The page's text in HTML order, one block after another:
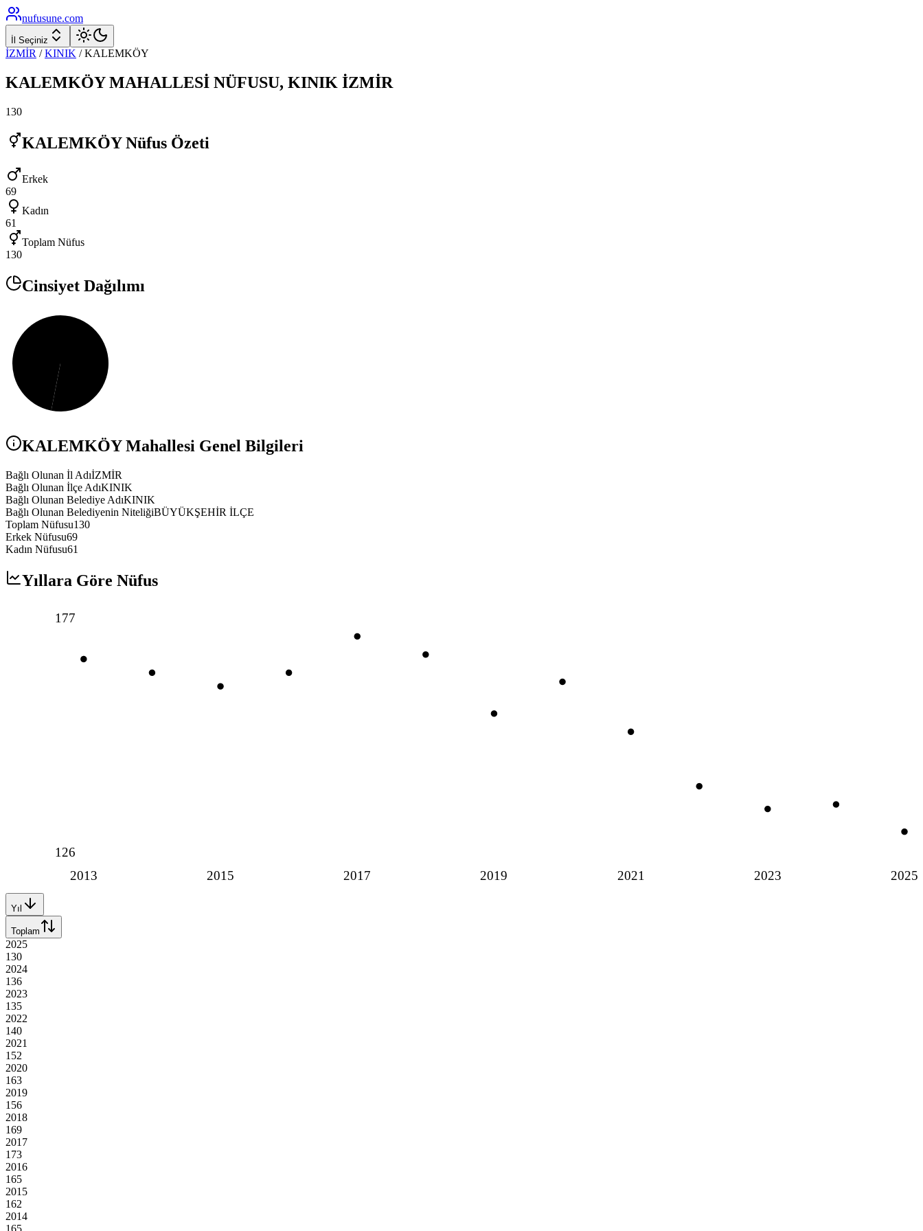
nufusune.com
İl Seçiniz
İZMİR / KINIK /KALEMKÖY
KALEMKÖYMAHALLESİ NÜFUSU, KINIK İZMİR
130
KALEMKÖYNüfus Özeti
Erkek
69
Kadın
61
Toplam Nüfus
130
Cinsiyet Dağılımı
KALEMKÖYMahallesi Genel Bilgileri
Bağlı Olunan İl AdıİZMİR
Bağlı Olunan İlçe AdıKINIK
Bağlı Olunan Belediye AdıKINIK
Bağlı Olunan Belediyenin NiteliğiBÜYÜKŞEHİR İLÇE
Toplam Nüfusu130
Erkek Nüfusu69
Kadın Nüfusu61
Yıllara Göre Nüfus
2013 2015 2017 2019 2021 2023 2025
177
126
Yıl
Toplam
2025
130
2024
136
2023
135
2022
140
2021
152
2020
163
2019
156
2018
169
2017
173
2016
165
2015
162
2014